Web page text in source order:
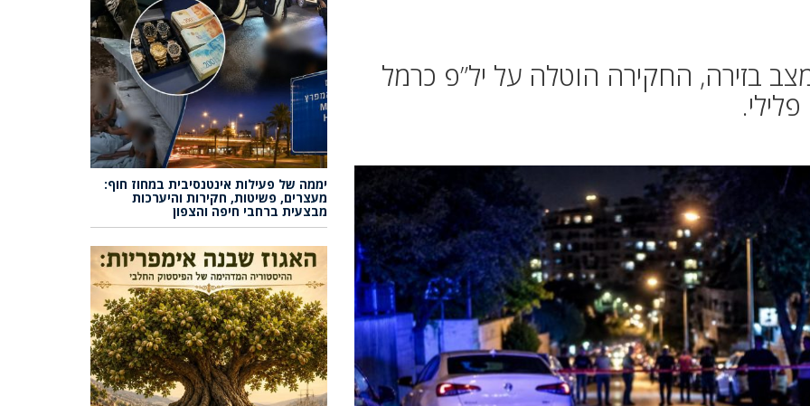
בזירה, החקירה הוטלה על יל”פ כרמל
יממה של פעילות אינטנסיבית במחוז חוף:
מעצרים, פשיטות, חקירות והיערכות
מבצעית ברחבי חיפה והצפון